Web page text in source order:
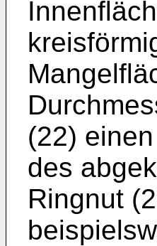
(22)
des
Ringnut